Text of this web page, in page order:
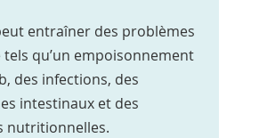
entraîner des problèmes
tels qu’un empoisonnement
des infections, des
intestinaux et des
nutritionnelles.